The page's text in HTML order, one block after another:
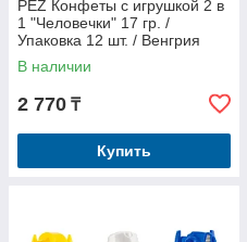
PEZ Конфеты с игрушкой 2 в
1 "Человечки" 17 гр. /
Упаковка 12 шт. / Венгрия
В наличии
2 770 ₸
Купить